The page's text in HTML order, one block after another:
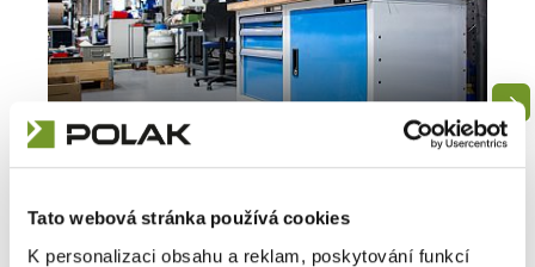
Tato webová stránka používá cookies
K personalizaci obsahu a reklam, poskytování funkcí
Dielenský nábytok
Pracovné stoly Detail